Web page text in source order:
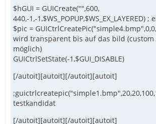
$hGUI = GUICreate("",600,
440,-1,-1,$WS_POPUP,$WS_EX_LAYERED)
$pic =
wird transparent bis auf das bild (custom
möglich)
GUICtrlSetState(-1,$GUI_DISABLE)
[/autoit][autoit][/autoit][autoit]
testkandidat
[/autoit][autoit][/autoit][autoit]